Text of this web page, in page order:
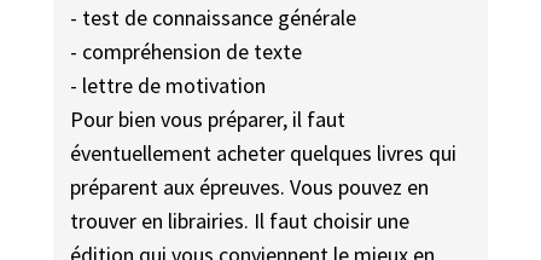
- test de connaissance générale
- compréhension de texte
- lettre de motivation
Pour bien vous préparer, il faut
éventuellement acheter quelques livres qui
préparent aux épreuves. Vous pouvez en
trouver en librairies. Il faut choisir une